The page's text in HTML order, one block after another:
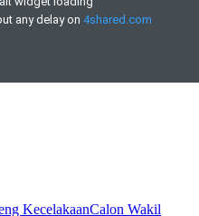
Calon Wakil